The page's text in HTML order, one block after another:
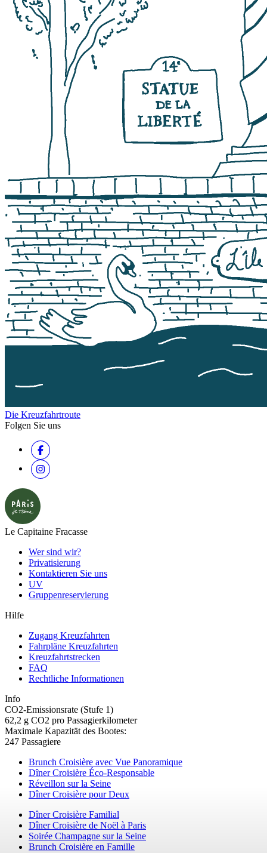
Die Kreuzfahrtroute
Folgen Sie uns
Le Capitaine Fracasse
Wer sind wir?
Privatisierung
Kontaktieren Sie uns
UV
Gruppenreservierung
Hilfe
Zugang Kreuzfahrten
Fahrpläne Kreuzfahrten
Kreuzfahrtstrecken
FAQ
Rechtliche Informationen
Info
CO2-Emissionsrate (Stufe 1)
62,2 g CO2 pro Passagierkilometer
Maximale Kapazität des Bootes:
247 Passagiere
Brunch Croisière avec Vue Panoramique
Dîner Croisière Éco-Responsable
Réveillon sur la Seine
Dîner Croisière pour Deux
Dîner Croisière Familial
Dîner Croisière de Noël à Paris
Soirée Champagne sur la Seine
Brunch Croisière en Famille